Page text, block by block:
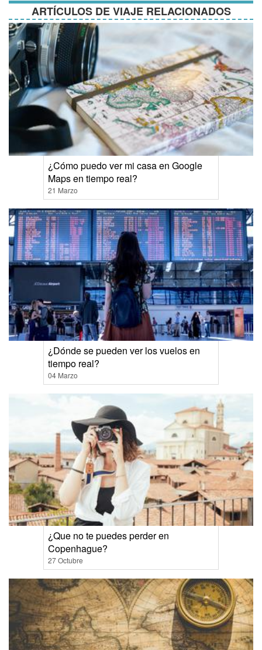
ARTÍCULOS DE VIAJE RELACIONADOS
¿Cómo puedo ver mi casa en Google
Maps en tiempo real?
21 Marzo
¿Dónde se pueden ver los vuelos en
tiempo real?
04 Marzo
¿Que no te puedes perder en
Copenhague?
27 Octubre